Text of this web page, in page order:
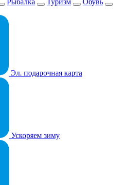
Рыбалка Туризм
Обувь
Эл. подарочная карта
Ускоряем зиму